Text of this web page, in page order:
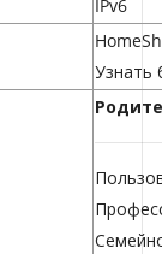
IPv6
Узнать